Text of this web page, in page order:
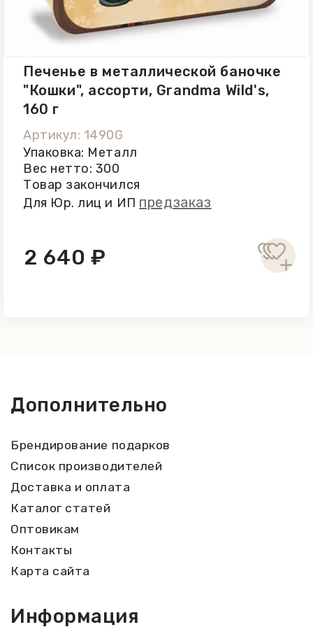
защищенном от прямых солнечных
лучей, при t от +12 С...+18 C. После
герметичном контейнере и
употребить в течение 30 дней.
Печенье в металлической баночке
"Кошки", ассорти, Grandma Wild's,
160 г
Артикул: 1490G
Упаковка: Металл
Вес нетто: 300
Товар закончился
Для Юр. лиц и ИП предзаказ
2 640 ₽
Дополнительно
Брендирование подарков
Список производителей
Доставка и оплата
Каталог статей
Оптовикам
Контакты
Карта сайта
Информация